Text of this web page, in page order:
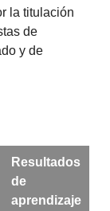
la titulación
de
y de
Resultados
de
aprendizaje